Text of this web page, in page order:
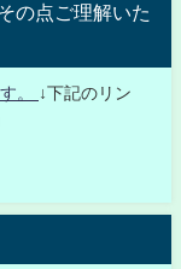
の点ご理解いた
。
↓下記のリン